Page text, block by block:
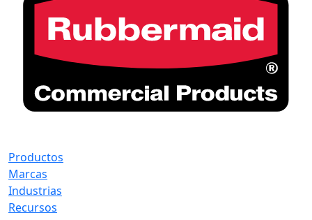
Productos
Marcas
Industrias
Recursos